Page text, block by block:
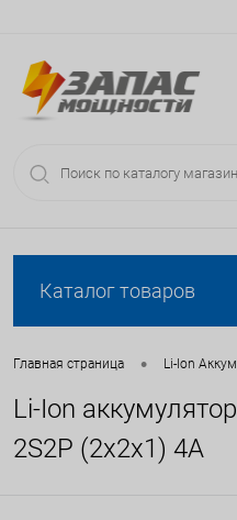
Каталог товаров
Главная страница • Li-Ion
Li-Ion
2S2P (2x2x1) 4А